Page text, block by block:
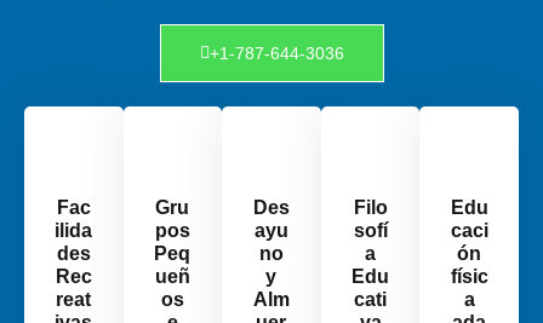
+1-787-644-3036
Fac
ilida
des
Rec
reat
Gru
pos
Peq
ueñ
os
Des
ayu
no
y
Alm
Filo
sofí
a
Edu
cati
Edu
caci
ón
físic
a